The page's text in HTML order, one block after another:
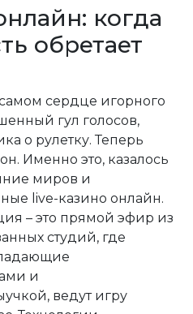
когда
обретает
сердце игорного
гул голосов,
о рулетку. Теперь
Именно это, казалось
миров и
live-казино онлайн.
– это прямой эфир из
студий, где
и
ведут игру